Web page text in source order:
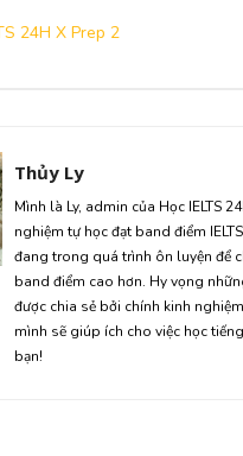
Thủy Ly
Mình là Ly, admin của Học IELTS
nghiệm tự học đạt band điểm
đang trong quá trình ôn luyện để
band điểm cao hơn. Hy vọng
được chia sẻ bởi chính kinh
mình sẽ giúp ích cho việc học
bạn!